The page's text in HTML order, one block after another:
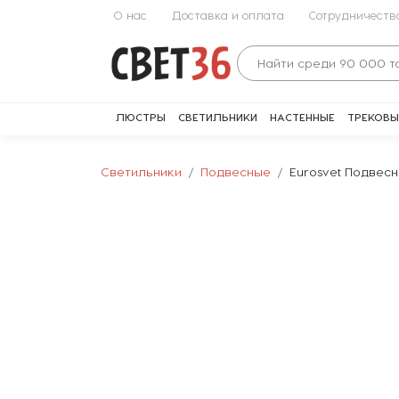
О нас Доставка и оплата
ЛЮСТРЫ СВЕТИЛЬНИКИ НАСТЕННЫЕ
Светильники Подвесные Eurosvet